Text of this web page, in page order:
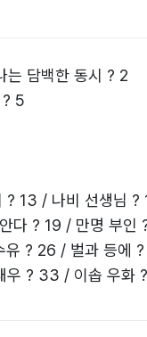
는 담백한 동시 ? 2
? 5
13 / 나비 선생님
다 ? 19 / 만명 부
유 ? 26 / 벌과 등
우 ? 33 / 이솝 우
표지판 ? 40 / 우
? 46 / 이유가 있